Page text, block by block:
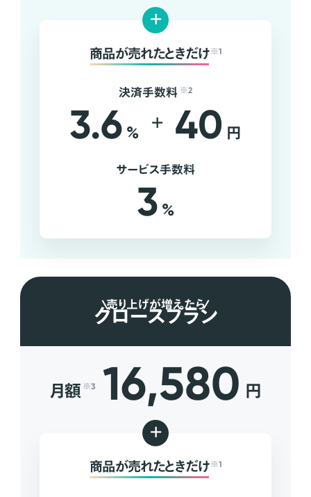
+
商品が売れたときだけ ※1
決済手数料 ※2
3.6 % + 40 円
サービス手数料
3 %
売り上げが増えたら
グロースプラン
月額 ※3 16,580 円
+
商品が売れたときだけ ※1